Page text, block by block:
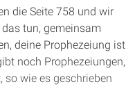
die Seite 758 und wir
tun, gemeinsam
deine Prophezeiung ist
noch Prophezeiungen,
wie es geschrieben